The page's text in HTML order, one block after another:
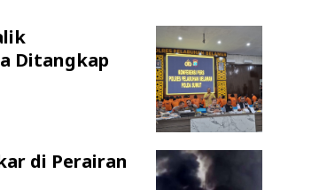
Ditangkap
di Perairan